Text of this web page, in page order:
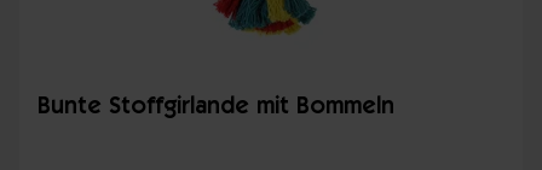
Bunte Stoffgirlande mit Bommeln